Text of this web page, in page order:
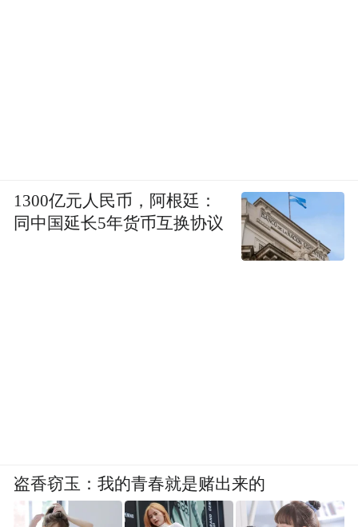
1300亿元人民币，阿根廷：
同中国延长5年货币互换协议
盗香窃玉：我的青春就是赌出来的